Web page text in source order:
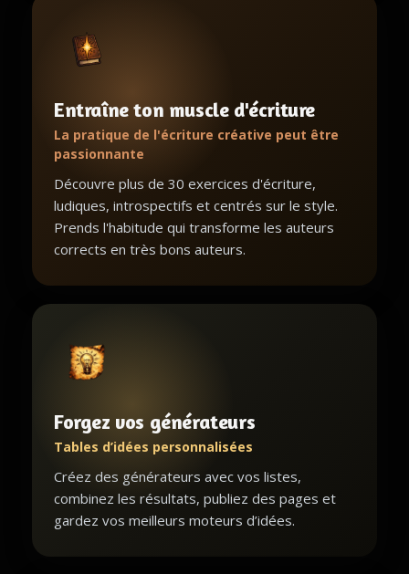
Entraîne ton muscle d'écriture
La pratique de l'écriture créative peut être
passionnante
Découvre plus de 30 exercices d'écriture,
ludiques, introspectifs et centrés sur le style.
Prends l'habitude qui transforme les auteurs
corrects en très bons auteurs.
Forgez vos générateurs
Tables d’idées personnalisées
Créez des générateurs avec vos listes,
combinez les résultats, publiez des pages et
gardez vos meilleurs moteurs d’idées.